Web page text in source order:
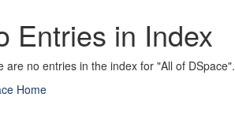
Entries in Index
are no entries in the index for "All of DSpace".
Home